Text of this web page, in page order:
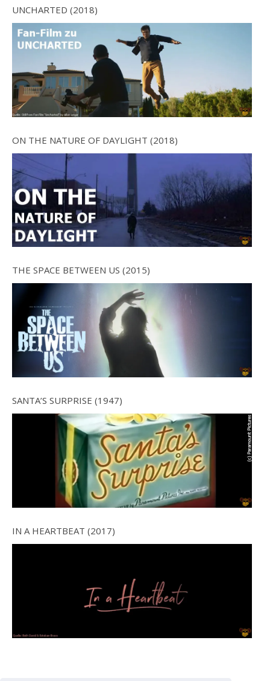
UNCHARTED (2018)
ON THE NATURE OF DAYLIGHT (2018)
THE SPACE BETWEEN US (2015)
SANTA’S SURPRISE (1947)
IN A HEARTBEAT (2017)